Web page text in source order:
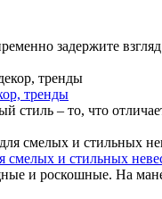
задержите
тренды
стиль – то, что
смелых и стильных
и роскошные. На